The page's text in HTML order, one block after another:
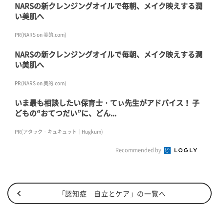
NARSの新クレンジングオイルで毎朝、メイク映えする潤
い美肌へ
PR(NARS on 美的.com)
NARSの新クレンジングオイルで毎朝、メイク映えする潤
い美肌へ
PR(NARS on 美的.com)
いま最も相談したい保育士・てぃ先生がアドバイス！ 子
どもの“おてつだい”に、どん...
PR(アタック・キュキュット｜Hugkum)
Recommended by
「認知症 自立とケア」の一覧へ